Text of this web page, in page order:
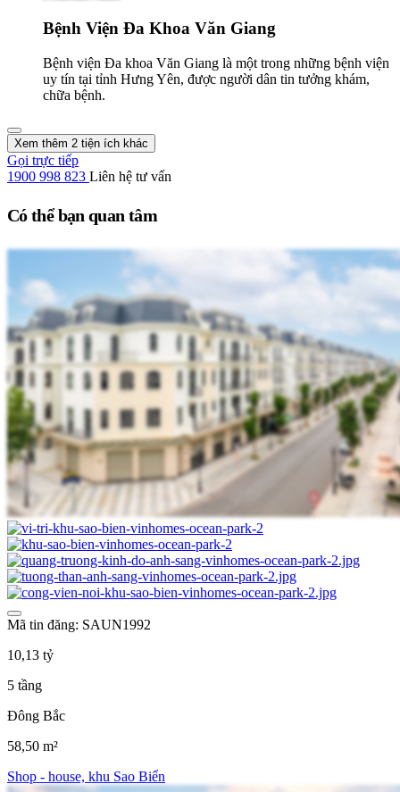
Bệnh Viện Đa Khoa Văn Giang
Bệnh viện Đa khoa Văn Giang là một trong những bệnh viện
uy tín tại tỉnh Hưng Yên, được người dân tin tưởng khám,
chữa bệnh.
Xem thêm 2 tiện ích khác
Gọi trực tiếp
1900 998 823 Liên hệ tư vấn
Có thể bạn quan tâm
Mã tin đăng: SAUN1992
10,13 tỷ
5 tầng
Đông Bắc
58,50 m²
Shop - house, khu Sao Biển